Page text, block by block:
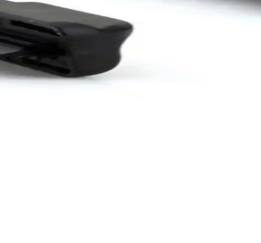
Güçlü ve Güvenilir Temizlik
Yüksek performans, sessizlik ve
Uzun Ömürlü ve Yüksek
uzun ömürlü, yüksek performanslı